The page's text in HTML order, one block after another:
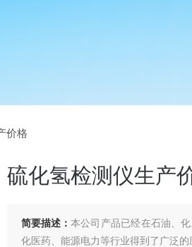
价格
硫化氢检测仪生产
简要描述： 本公司产品已经在石油、
化医药、能源电力等行业得到了广泛的